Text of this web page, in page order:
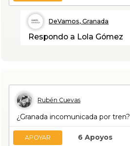
DeVamos, Granada
Respondo a Lola Gómez
Rubén Cuevas
¿Granada incomunicada por tren?
6 Apoyos
APOYAR